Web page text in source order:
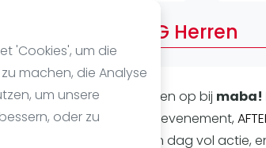
'Cookies', um die
machen, die Analyse
um unsere
oder zu
MONTAG Herren
voor padelontvlammen op bij maba!
hart vanMannheim . Het evenement,
Mannheim, belooft een dag vol actie,